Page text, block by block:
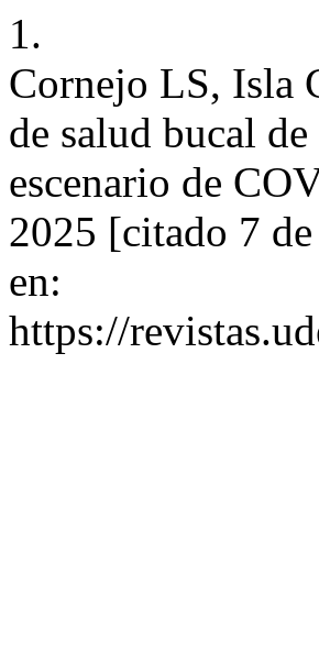
1.
Cornejo LS, Isla
de salud bucal
escenario de
2025 [citado 7
en:
https://